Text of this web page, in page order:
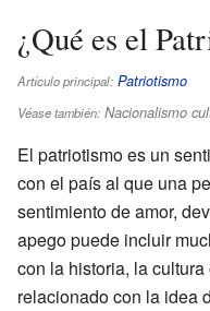
¿Qué es el
Artículo principal: Patriotismo
Véase también: Nacionalismo
El patriotismo es un
con el país al que una
sentimiento de amor,
apego puede incluir
con la historia, la
relacionado con la idea